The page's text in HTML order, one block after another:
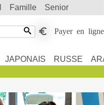
famille senior
Payer en ligne
JAPONAIS RUSSE